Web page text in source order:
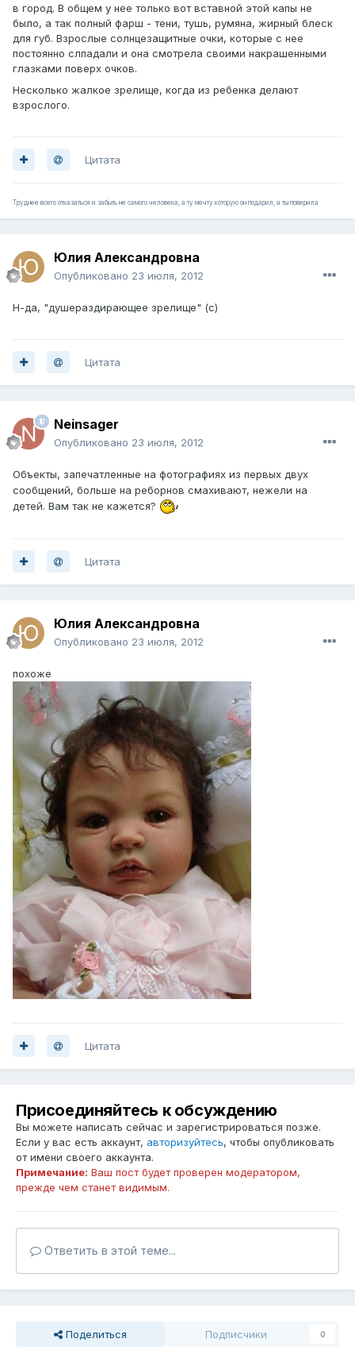
в город. В общем у нее только вот вставной этой капы не
было, а так полный фарш - тени, тушь, румяна, жирный блеск
для губ. Взрослые солнцезащитные очки, которые с нее
постоянно слпадали и она смотрела своими накрашенными
глазками поверх очков.
Несколько жалкое зрелище, когда из ребенка делают
взрослого.
Цитата
Труднее всего отказаться и забыть не самого человека, а ту мечту которую он подарил, а ты поверила
Юлия Александровна
Опубликовано 23 июля, 2012
Н-да, "душераздирающее зрелище" (с)
Цитата
Neinsager
Опубликовано 23 июля, 2012
Объекты, запечатленные на фотографиях из первых двух
сообщений, больше на реборнов смахивают, нежели на
детей. Вам так не кажется?
Цитата
Юлия Александровна
Опубликовано 23 июля, 2012
похоже
Цитата
Присоединяйтесь к обсуждению
Вы можете написать сейчас и зарегистрироваться позже.
Если у вас есть аккаунт, авторизуйтесь, чтобы опубликовать
от имени своего аккаунта.
Примечание: Ваш пост будет проверен модератором,
прежде чем станет видимым.
Ответить в этой теме...
Поделиться Подписчики 0